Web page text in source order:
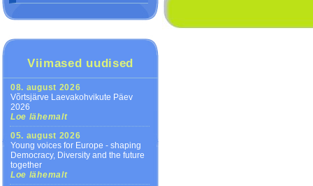
Viimased uudised
08. august 2026
Võrtsjärve Laevakohvikute Päev
2026
Loe lähemalt
05. august 2026
Young voices for Europe - shaping
Democracy, Diversity and the future
together
Loe lähemalt